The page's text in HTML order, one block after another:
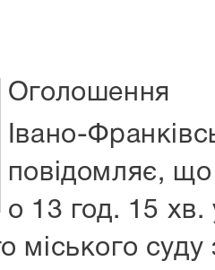
Оголошення
Івано-
повідомляє,
о 13 год. 15 хв.
міського